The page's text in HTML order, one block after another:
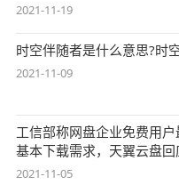
2021-11-19
时空伴随者是什么意思?时
2021-11-09
工信部称网盘企业免费用
基本下载需求，天翼云盘回
始终
2021-11-05